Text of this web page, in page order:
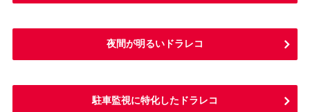
夜間が明るいドラレコ
駐車監視に特化したドラレコ